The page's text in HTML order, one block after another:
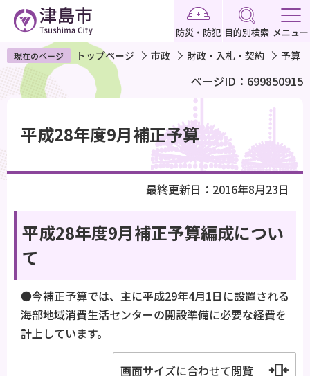
ペ
ー
ジ
で
す
防災・防犯 目的別検索 メニュー
現在のページ トップページ 市政 財政・入札・契約 予算
ページID：699850915
平成28年度9月補正予算
最終更新日：2016年8月23日
平成28年度9月補正予算編成につい
て
●今補正予算では、主に平成29年4月1日に設置される
海部地域消費生活センターの開設準備に必要な経費を
計上しています。
画面サイズに合わせて閲覧